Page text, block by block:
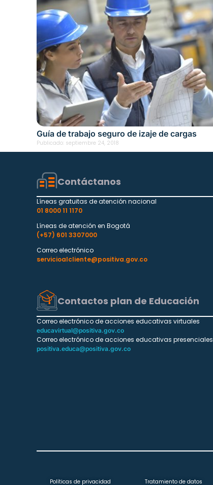
Guía de trabajo seguro de izaje de cargas
Publicado: septiembre 24, 2018
Contáctanos
Líneas gratuitas de atención nacional
01 8000 11 1170
Líneas de atención en Bogotá
(+57) 601 3307000
Correo electrónico
servicioalcliente@positiva.gov.co
Contactos plan de Educación
Correo electrónico de acciones educativas virtuales
educavirtual@positiva.gov.co
Correo electrónico de acciones educativas presenciales
positiva.educa@positiva.gov.co
Políticas de privacidad Tratamiento de datos